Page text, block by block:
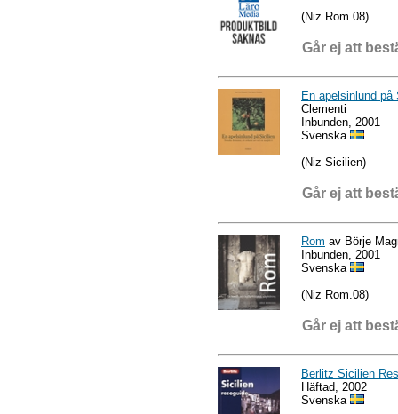
(Niz Rom.08)
Går ej att
En apelsinlund
Clementi
Inbunden, 2001
Svenska
(Niz Sicilien)
Går ej att
Rom av Börje
Inbunden, 2001
Svenska
(Niz Rom.08)
Går ej att
Berlitz Sicilien
Häftad, 2002
Svenska